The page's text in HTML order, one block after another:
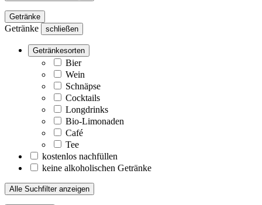
Getränke
Getränke schließen
Getränkesorten
Bier
Wein
Schnäpse
Cocktails
Longdrinks
Bio-Limonaden
Café
Tee
kostenlos nachfüllen
keine alkoholischen Getränke
Alle Suchfilter anzeigen